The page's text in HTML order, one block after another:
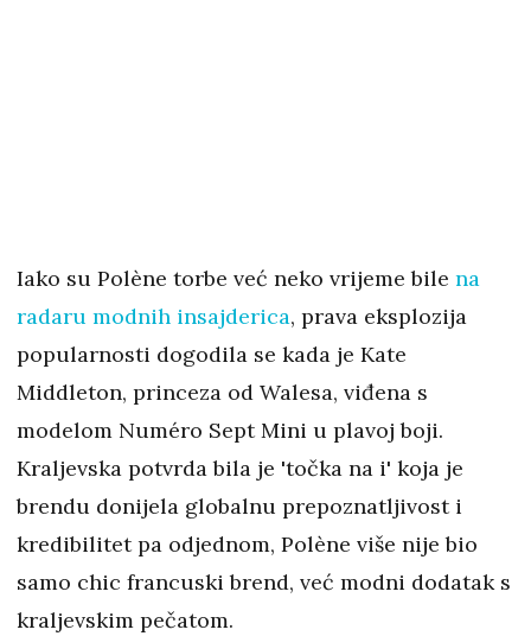
Iako su Polène torbe već neko vrijeme bile na
radaru modnih insajderica, prava eksplozija
popularnosti dogodila se kada je Kate
Middleton, princeza od Walesa, viđena s
modelom Numéro Sept Mini u plavoj boji.
Kraljevska potvrda bila je 'točka na i' koja je
brendu donijela globalnu prepoznatljivost i
kredibilitet pa odjednom, Polène više nije bio
samo chic francuski brend, već modni dodatak s
kraljevskim pečatom.